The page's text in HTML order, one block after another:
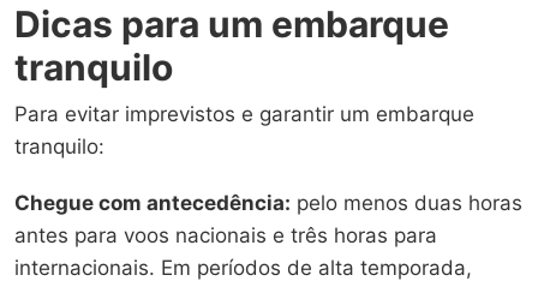
Dicas para um embarque
tranquilo
Para evitar imprevistos e garantir um embarque
tranquilo:
Chegue com antecedência: pelo menos duas horas
antes para voos nacionais e três horas para
internacionais. Em períodos de alta temporada,